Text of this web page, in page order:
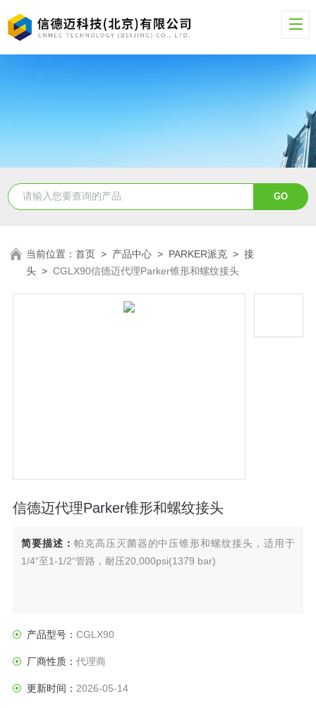
当前位置：首页 > 产品中心 > PARKER派克 >接
头 >CGLX90信德迈代理Parker锥形和螺纹接头
信德迈代理Parker锥形和螺纹接头
简要描述： 帕克高压灭菌器的中压锥形和螺纹接头，适用于
1/4“至1-1/2“管路，耐压20,000psi(1379 bar)
产品型号： CGLX90
厂商性质： 代理商
更新时间： 2026-05-14